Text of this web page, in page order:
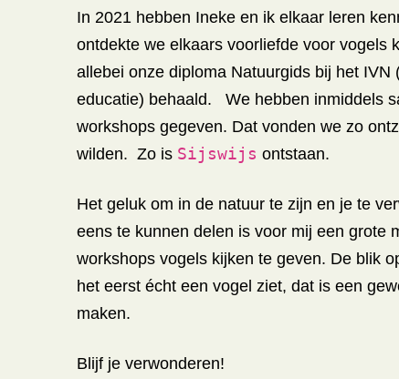
In 2021 hebben Ineke en ik elkaar leren
ontdekte we elkaars voorliefde voor vogels
allebei onze diploma Natuurgids bij het IVN
educatie) behaald. We hebben inmiddels
workshops gegeven. Dat vonden we zo
wilden. Zo is Sijswijs ontstaan.
Het geluk om in de natuur te zijn en je te
eens te kunnen delen is voor mij een grote
workshops vogels kijken te geven. De blik
het eerst écht een vogel ziet, dat is een
maken.
Blijf je verwonderen!